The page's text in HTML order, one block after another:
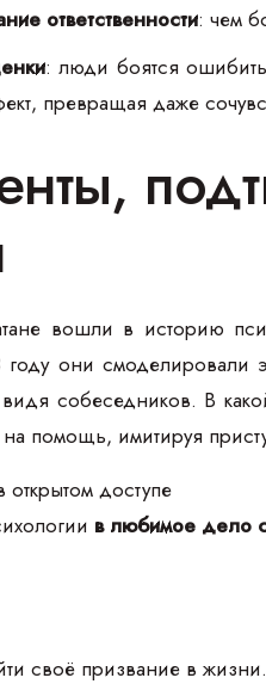
ответственности: чем
: люди боятся
превращая даже
вошли в историю
они смоделировали
собеседников. В
на помощь, имитируя
открытом доступе
в любимое дело
своё призвание в